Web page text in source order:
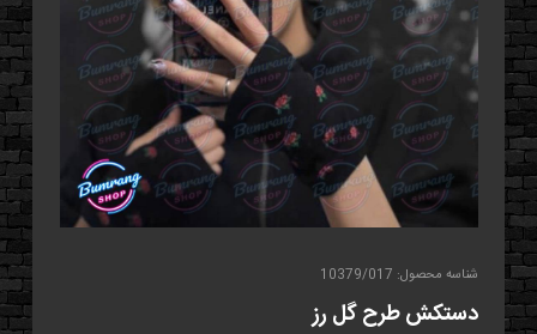
شناسه محصول: 10379/017
دستکش طرح گل رز